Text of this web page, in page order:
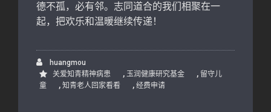
德不孤，必有邻。志同道合的我们相聚在一
起，把欢乐和温暖继续传递！
huangmou
关爱知青精神病患
, 玉润健康研究基金 , 留守儿
童
, 知青老人回家看看 , 经费申请